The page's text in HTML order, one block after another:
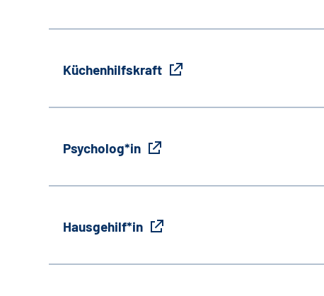
Küchenhilfskraft
Psycholog*in
Hausgehilf*in